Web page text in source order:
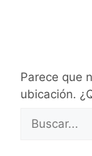
Parece que
ubicación.